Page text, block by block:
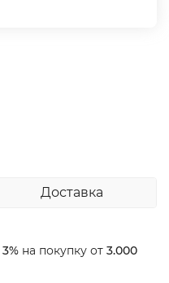
Доставка
3% на покупку от 3.000